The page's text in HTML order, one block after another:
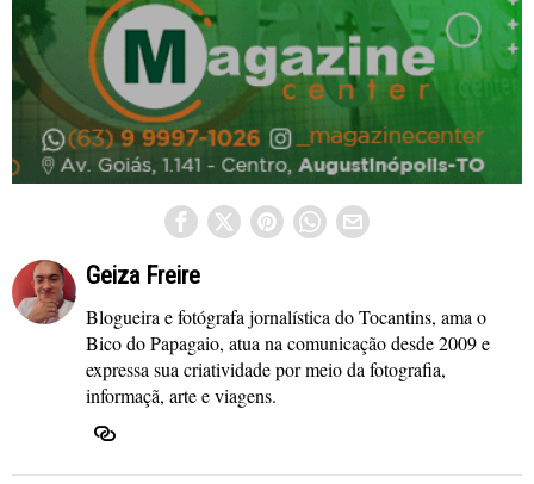
Geiza Freire
Blogueira e fotógrafa jornalística do Tocantins, ama o
Bico do Papagaio, atua na comunicação desde 2009 e
expressa sua criatividade por meio da fotografia,
informaçã, arte e viagens.